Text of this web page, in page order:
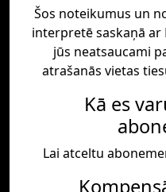
Šos noteikumus un
interpretē saskaņā
jūs neatsaucami
atrašanās vietas
Kā es
Lai atceltu